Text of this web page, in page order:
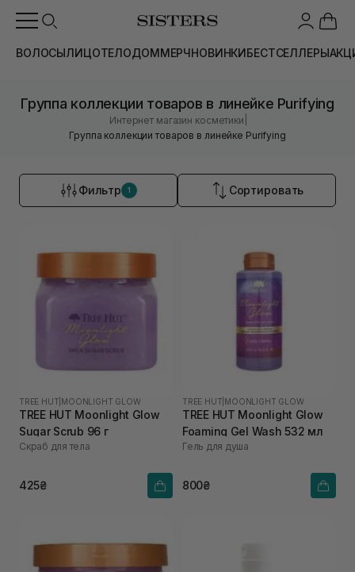
ВОЛОСЫЛИЦОТЕЛОДОММЕРЧНОВИНКИБЕСТСЕЛЛЕРЫ
Группа коллекции товаров в линейке Purifying
Интернет магазин косметики
Группа коллекции товаров в линейке Purifying
Фильтр 1 Сортировать
TREE HUT MOONLIGHT GLOW
TREE HUT Moonlight Glow
Sugar Scrub 96 г
Скраб для тела
425₴
TREE HUT MOONLIGHT GLOW
TREE HUT Moonlight Glow
Foaming Gel Wash 532 мл
Гель для душа
800₴